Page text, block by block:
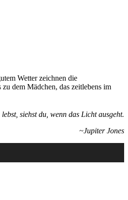
Wetter zeichnen die
dem Mädchen, das zeitlebens im
siehst du, wenn das Licht ausgeht.
~Jupiter Jones